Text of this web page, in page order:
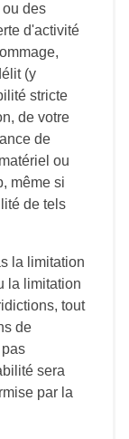
des
d'activité
(y
stricte
de votre
de
ou
même si
de tels
la limitation
la limitation
tout
de
sera
par la